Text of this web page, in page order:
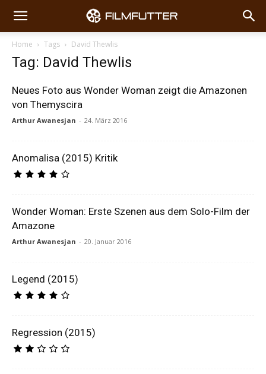
Home Tags David Thewlis
Tag: David Thewlis
Neues Foto aus Wonder Woman zeigt die Amazonen
von Themyscira
Arthur Awanesjan - 24. März 2016
Anomalisa (2015) Kritik
Wonder Woman: Erste Szenen aus dem Solo-Film der
Amazone
Arthur Awanesjan - 20. Januar 2016
Legend (2015)
Regression (2015)